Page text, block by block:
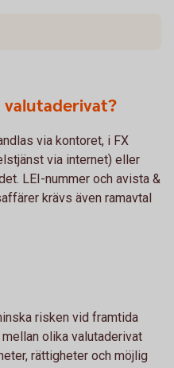
valutaderivat?
via kontoret, i FX
via internet) eller
LEI-nummer och avista &
krävs även ramavtal
risken vid framtida
olika valutaderivat
rättigheter och möjlig